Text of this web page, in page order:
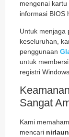
mengenai
informasi BIOS
Untuk menjaga
keseluruhan,
penggunaan
untuk
registri
Sangat
Kami
mencari